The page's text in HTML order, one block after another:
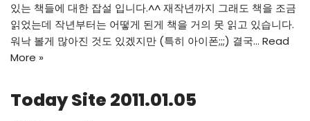
있는 책들에 대한 잡설 입니다.^^ 재작년까지 그래도 책을 조금
읽었는데 작년부터는 어떻게 된게 책을 거의 못 읽고 있습니다.
워낙 볼게 많아진 것도 있겠지만 (특히 아이폰;;;) 결국… Read
More »
Today Site 2011.01.05